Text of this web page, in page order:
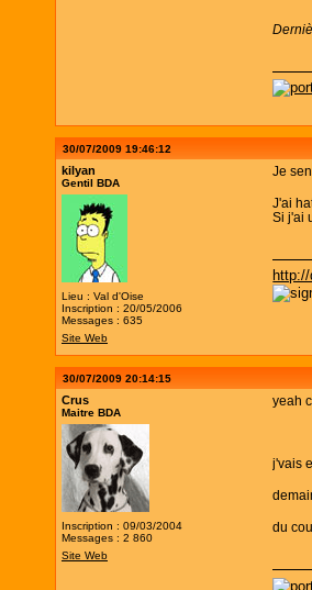
30/07/2009 19:46:12
kilyan
Gentil BDA
Lieu : Val d'Oise
Inscription : 20/05/2006
Messages : 635
Site Web
Je
J'ai
Si j'ai
30/07/2009 20:14:15
Crus
Maitre BDA
Inscription : 09/03/2004
Messages : 2 860
Site Web
yeah
j'vais
du